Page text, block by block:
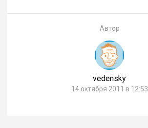
Автор
vedensky
14 октября 2011 в 12:53